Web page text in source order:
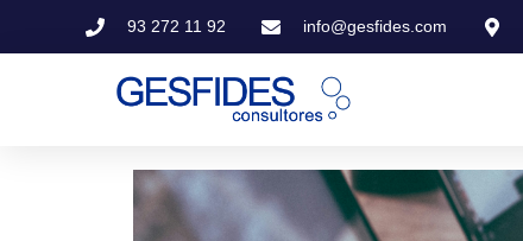
93 272 11 92 info@gesfides.com